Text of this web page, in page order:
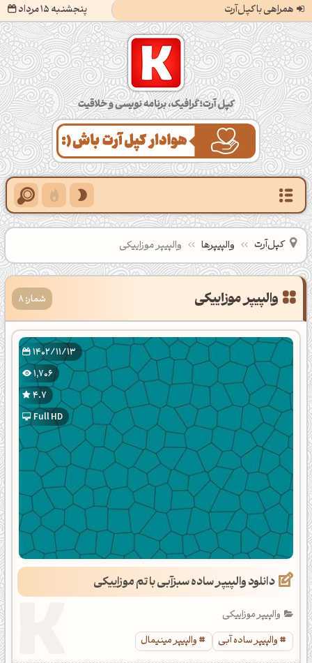
همراهی با کپل‌آرت پنجشنبه 15 مرداد
کپل‌آرت؛ گرافیک، برنامه‌نویسی و خلاقیت
کپل‌آرت والپیپرها والپیپر موزاییکی
شمار: 8
1402/11/13
1,706
4.7
Full HD
دانلود والپیپر ساده سبزآبی با تم موزاییکی
والپیپر موزاییکی
والپیپر ساده آبی
والپیپر مینیمال